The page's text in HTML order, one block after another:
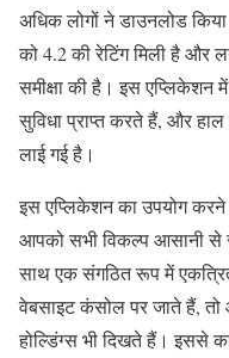
अधिक लोगों ने डाउनलोड
को 4.2 की रेटिंग मिली है
समीक्षा की है। इस
सुविधा प्राप्त करते हैं, और हाल
लाई गई है।
इस एप्लिकेशन का उपयोग
आपको सभी विकल्प आसानी
साथ एक संगठित रूप में
वेबसाइट कंसोल पर जाते हैं,
होल्डिंग्स भी दिखते हैं। इससे